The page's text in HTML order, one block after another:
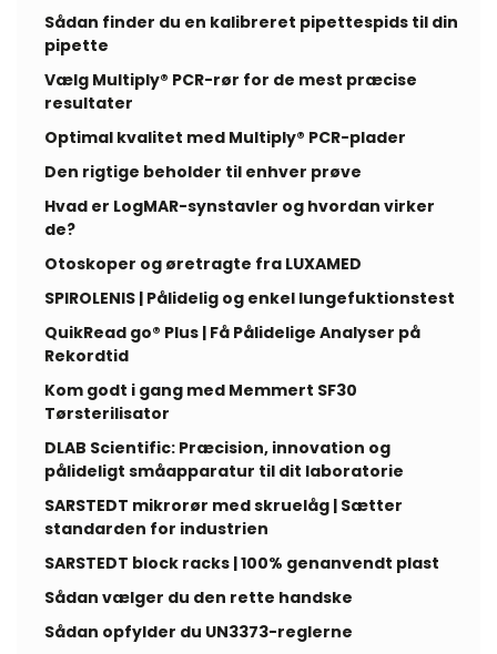
Sådan finder du en kalibreret pipettespids til din
pipette
Vælg Multiply® PCR-rør for de mest præcise
resultater
Optimal kvalitet med Multiply® PCR-plader
Den rigtige beholder til enhver prøve
Hvad er LogMAR-synstavler og hvordan virker
de?
Otoskoper og øretragte fra LUXAMED
SPIROLENIS | Pålidelig og enkel lungefuktionstest
QuikRead go® Plus | Få Pålidelige Analyser på
Rekordtid
Kom godt i gang med Memmert SF30
Tørsterilisator
DLAB Scientific: Præcision, innovation og
pålideligt småapparatur til dit laboratorie
SARSTEDT mikrorør med skruelåg | Sætter
standarden for industrien
SARSTEDT block racks | 100% genanvendt plast
Sådan vælger du den rette handske
Sådan opfylder du UN3373-reglerne